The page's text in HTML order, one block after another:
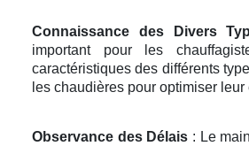
Connaissance des Divers
important pour les
caractéristiques des différents
les chaudières pour optimiser leur
Observance des Délais : Le